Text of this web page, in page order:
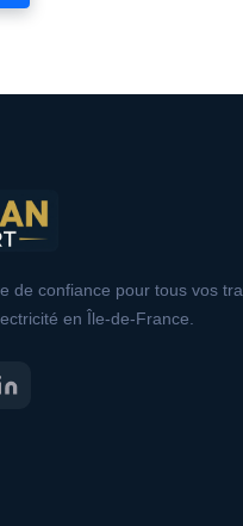
de confiance pour tous vos
en Île-de-France.